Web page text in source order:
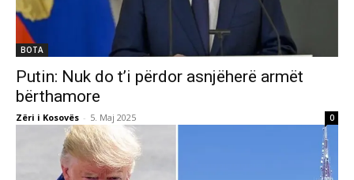
BOTA
Putin: Nuk do t’i përdor asnjëherë armët
bërthamore
Zëri i Kosovës - 5. Maj 2025 0